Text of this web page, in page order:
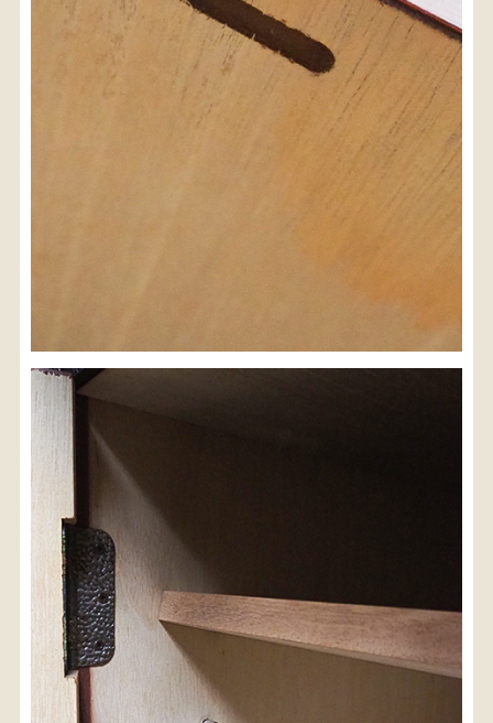
2873
2990 箪笥